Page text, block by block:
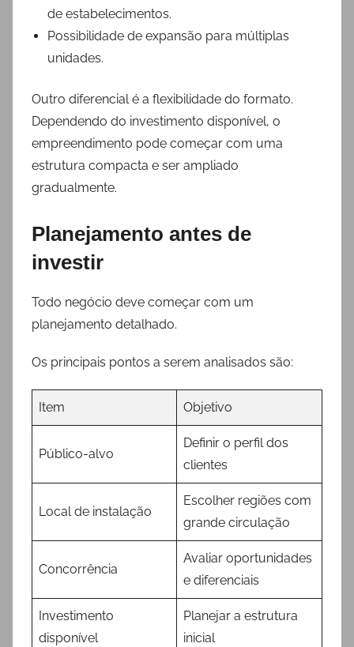
de estabelecimentos.
Possibilidade de expansão para múltiplas
unidades.
Outro diferencial é a flexibilidade do formato.
Dependendo do investimento disponível, o
empreendimento pode começar com uma
estrutura compacta e ser ampliado
gradualmente.
Planejamento antes de
investir
Todo negócio deve começar com um
planejamento detalhado.
Os principais pontos a serem analisados são:
Item Objetivo
Público-alvo
Definir o perfil dos
clientes
Local de instalação
Escolher regiões com
grande circulação
Concorrência
Avaliar oportunidades
e diferenciais
Investimento
disponível
Planejar a estrutura
inicial